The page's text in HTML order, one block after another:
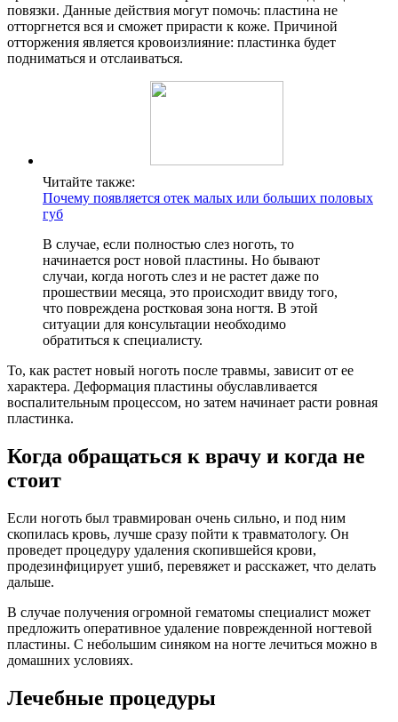
повязки. Данные действия могут помочь: пластина не
отторгнется вся и сможет прирасти к коже. Причиной
отторжения является кровоизлияние: пластинка будет
подниматься и отслаиваться.
Читайте также:
Почему появляется отек малых или больших половых
губ
В случае, если полностью слез ноготь, то
начинается рост новой пластины. Но бывают
случаи, когда ноготь слез и не растет даже по
прошествии месяца, это происходит ввиду того,
что повреждена ростковая зона ногтя. В этой
ситуации для консультации необходимо
обратиться к специалисту.
То, как растет новый ноготь после травмы, зависит от ее
характера. Деформация пластины обуславливается
воспалительным процессом, но затем начинает расти ровная
пластинка.
Когда обращаться к врачу и когда не
стоит
Если ноготь был травмирован очень сильно, и под ним
скопилась кровь, лучше сразу пойти к травматологу. Он
проведет процедуру удаления скопившейся крови,
продезинфицирует ушиб, перевяжет и расскажет, что делать
дальше.
В случае получения огромной гематомы специалист может
предложить оперативное удаление поврежденной ногтевой
пластины. С небольшим синяком на ногте лечиться можно в
домашних условиях.
Лечебные процедуры